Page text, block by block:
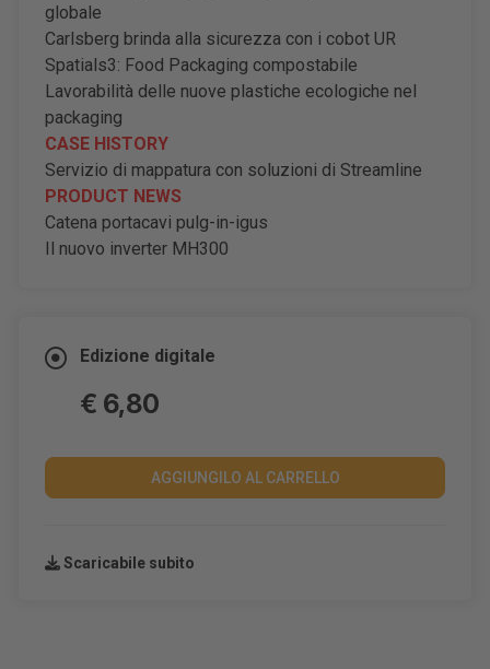
globale
Carlsberg brinda alla sicurezza con i cobot UR
Spatials3: Food Packaging compostabile
Lavorabilità delle nuove plastiche ecologiche nel
packaging
CASE HISTORY
Servizio di mappatura con soluzioni di Streamline
PRODUCT NEWS
Catena portacavi pulg-in-igus
Il nuovo inverter MH300
Edizione digitale
€ 6,80
AGGIUNGILO AL CARRELLO
Scaricabile subito